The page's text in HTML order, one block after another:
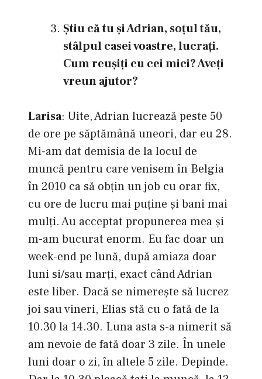
Ştiu că tu şi Adrian, soţul tău,
stâlpul casei voastre, lucraţi.
Cum reuşiţi cu cei mici? Aveţi
vreun ajutor?
Larisa: Uite, Adrian lucrează peste 50
de ore pe săptămână uneori, dar eu 28.
Mi-am dat demisia de la locul de
muncă pentru care venisem în Belgia
în 2010 ca să obțin un job cu orar fix,
cu ore de lucru mai puține și bani mai
mulți. Au acceptat propunerea mea și
m-am bucurat enorm. Eu fac doar un
week-end pe lună, după amiaza doar
luni si/sau marți, exact când Adrian
este liber. Dacă se nimerește să lucrez
joi sau vineri, Elias stă cu o fată de la
10.30 la 14.30. Luna asta s-a nimerit să
am nevoie de fată doar 3 zile. În unele
luni doar o zi, în altele 5 zile. Depinde.